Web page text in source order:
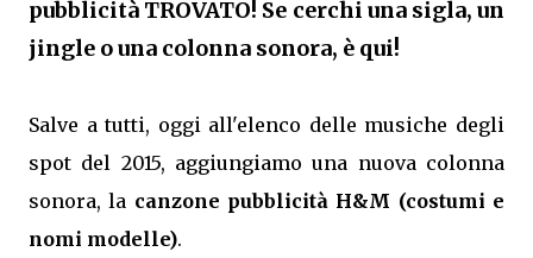
pubblicità TROVATO! Se cerchi una sigla, un
jingle o una colonna sonora, è qui!
Salve a tutti, oggi all'elenco delle musiche degli
spot del 2015, aggiungiamo una nuova colonna
sonora, la canzone pubblicità H&M (costumi e
nomi modelle).